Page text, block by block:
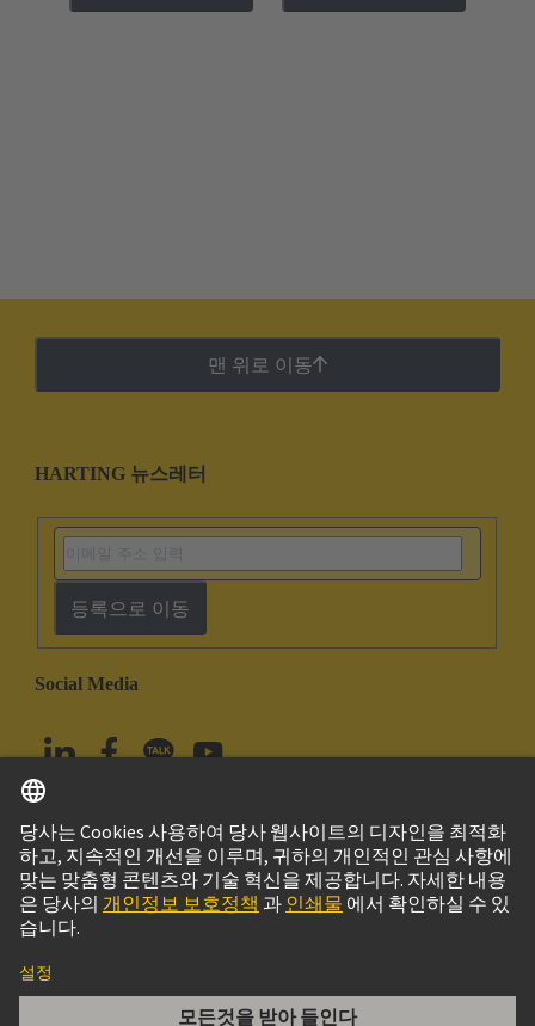
맨 위로 이동
HARTING 뉴스레터
등록으로 이동
Social Media
대한민국 한국어
© 하팅 테크놀로지 그룹
Privacy Policy Cookie PolicyTerms of Use